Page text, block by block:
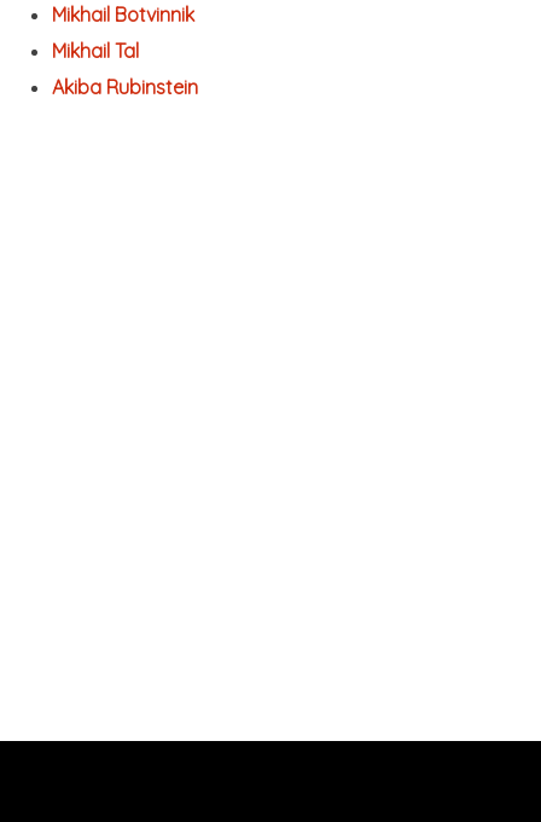
Mikhail Botvinnik
Mikhail Tal
Akiba Rubinstein